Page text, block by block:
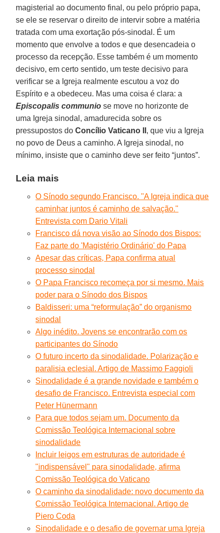
magisterial ao documento final, ou pelo próprio papa,
se ele se reservar o direito de intervir sobre a matéria
tratada com uma exortação pós-sinodal. É um
momento que envolve a todos e que desencadeia o
processo da recepção. Esse também é um momento
decisivo, em certo sentido, um teste decisivo para
verificar se a Igreja realmente escutou a voz do
Espírito e a obedeceu. Mas uma coisa é clara: a
Episcopalis communiose move no horizonte de
uma Igreja sinodal, amadurecida sobre os
pressupostos doConcílio Vaticano II , que viu a Igreja
no povo de Deus a caminho. A Igreja sinodal, no
mínimo, insiste que o caminho deve ser feito “juntos”.
Leia mais
O Sínodo segundo Francisco. ''A Igreja indica que
caminhar juntos é caminho de salvação.''
Entrevista com Dario Vitali
Francisco dá nova visão ao Sínodo dos Bispos:
Faz parte do 'Magistério Ordinário' do Papa
Apesar das críticas, Papa confirma atual
processo sinodal
O Papa Francisco recomeça por si mesmo. Mais
poder para o Sínodo dos Bispos
Baldisseri: uma “reformulação” do organismo
sinodal
Algo inédito. Jovens se encontrarão com os
participantes do Sínodo
O futuro incerto da sinodalidade. Polarização e
paralisia eclesial. Artigo de Massimo Faggioli
Sinodalidade é a grande novidade e também o
desafio de Francisco. Entrevista especial com
Peter Hünermann
Para que todos sejam um. Documento da
Comissão Teológica Internacional sobre
sinodalidade
Incluir leigos em estruturas de autoridade é
"indispensável" para sinodalidade, afirma
Comissão Teológica do Vaticano
O caminho da sinodalidade: novo documento da
Comissão Teológica Internacional. Artigo de
Piero Coda
Sinodalidade e o desafio de governar uma Igreja